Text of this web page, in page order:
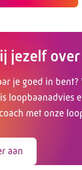
jezelf
je goed in
loopbaanadvies
met onze
aan